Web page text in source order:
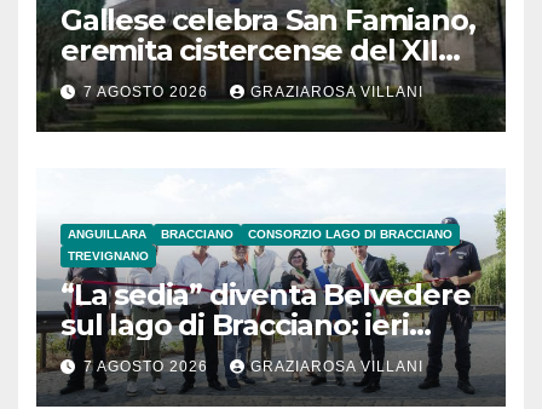
Gallese celebra San Famiano,
eremita cistercense del XII
secolo
7 AGOSTO 2026 GRAZIAROSA VILLANI
ANGUILLARA BRACCIANO
CONSORZIO LAGO DI BRACCIANO
TREVIGNANO
“La sedia” diventa Belvedere
sul lago di Bracciano: ieri
l’inaugurazione
7 AGOSTO 2026 GRAZIAROSA VILLANI